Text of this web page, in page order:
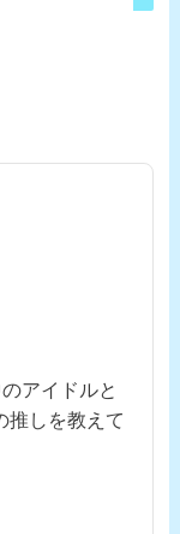
アイドルと
推しを教えて